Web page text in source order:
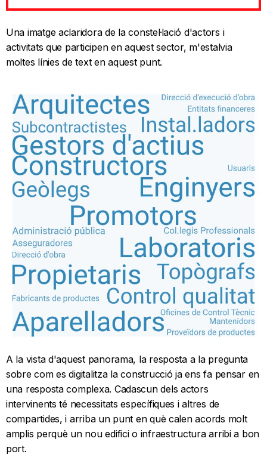
Una imatge aclaridora de la constel·lació d'actors i
activitats que participen en aquest sector, m'estalvia
moltes línies de text en aquest punt.
A la vista d'aquest panorama, la resposta a la pregunta
sobre com es digitalitza la construcció ja ens fa pensar en
una resposta complexa. Cadascun dels actors
intervinents té necessitats específiques i altres de
compartides, i arriba un punt en què calen acords molt
amplis perquè un nou edifici o infraestructura arribi a bon
port.